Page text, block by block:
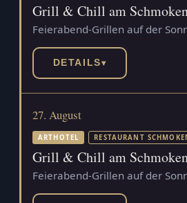
Grill & Chill am
Feierabend-Grillen auf der
DETAILS▾
27. August
ARTHOTEL RESTAURANT
Grill & Chill am
Feierabend-Grillen auf der